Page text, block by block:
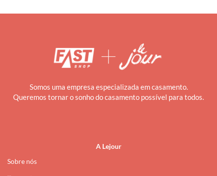
Somos uma empresa especializada em casamento.
Queremos tornar o sonho do casamento possível para todos.
A Lejour
Sobre nós